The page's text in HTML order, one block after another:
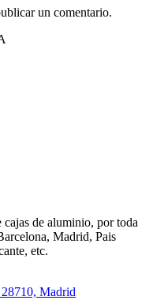
un comentario.
de aluminio, por toda
Madrid, Pais
etc.
Madrid